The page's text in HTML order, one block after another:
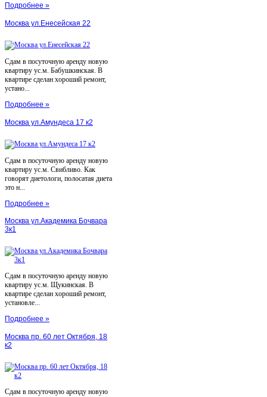
Подробнее »
Москва ул.Енесейская 22
Сдам в посуточную аренду новую
квартиру ус.м. Бабушкинская. В
квартире сделан хороший ремонт,
устано...
Подробнее »
Москва ул.Амундеса 17 к2
Сдам в посуточную аренду новую
квартиру ус.м. Свибливо. Как
говорят диетологи, полосатая диета
это н...
Подробнее »
Москва ул.Академика Бочвара
3к1
Сдам в посуточную аренду новую
квартиру ус.м. Щукинская. В
квартире сделан хороший ремонт,
установле...
Подробнее »
Москва пр. 60 лет Октября, 18
к2
Сдам в посуточную аренду новую